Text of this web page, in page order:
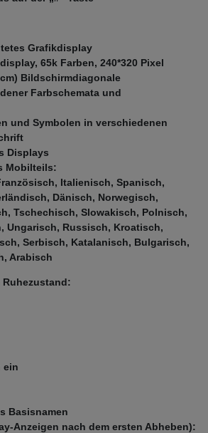
Grafikdisplay
65k Farben, 240*320 Pixel
Bildschirmdiagonale
Farbschemata und
und Symbolen in verschiedenen
Displays
Mobilteils:
Italienisch, Spanisch,
Dänisch, Norwegisch,
Tschechisch, Slowakisch, Polnisch,
Ungarisch, Russisch, Kroatisch,
Serbisch, Katalanisch, Bulgarisch,
Arabisch
Ruhezustand:
ein
Basisnamen
Anzeigen nach dem ersten Abheben):